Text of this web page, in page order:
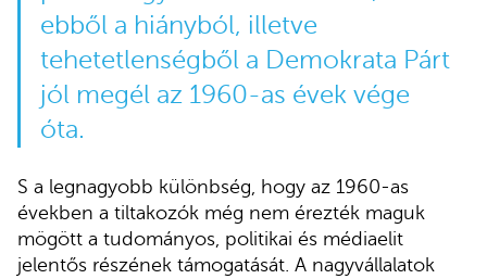
ebből a hiányból, illetve
tehetetlenségből a Demokrata Párt
jól megél az 1960-as évek vége
óta.
S a legnagyobb különbség, hogy az 1960-as
években a tiltakozók még nem érezték maguk
mögött a tudományos, politikai és médiaelit
jelentős részének támogatását. A nagyvállalatok